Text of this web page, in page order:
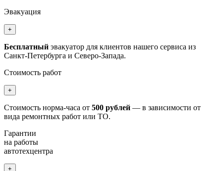
Эвакуация
+
Бесплатный эвакуатор для клиентов нашего сервиса из
Санкт-Петербурга и Северо-Запада.
Стоимость работ
+
Стоимость норма-часа от 500 рублей — в зависимости от
вида ремонтных работ или ТО.
Гарантии
на работы
автотехцентра
+